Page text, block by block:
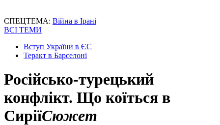
СПЕЦТЕМА: Війна в Ірані
ВСІ ТЕМИ
Вступ України в ЄС
Теракт в Барселоні
Російсько-турецький
конфлікт. Що коїться в
СиріїСюжет